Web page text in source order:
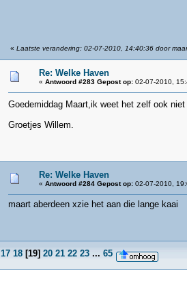
« Laatste verandering: 02-07-2010, 14:40:36 door
Re: Welke Haven
« Antwoord #283 Gepost op:02-07-2010,
Goedemiddag Maart,ik weet het zelf ook
Groetjes Willem.
Re: Welke Haven
« Antwoord #284 Gepost op:02-07-2010,
maart aberdeen xzie het aan die lange kaai
17 18[19] 20 21 22 23 ... 65